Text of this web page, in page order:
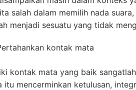
salah dalam memilih nada
menjadi sesuatu yang tidak
kontak mata
kontak mata yang baik
itu mencerminkan ketulusan,